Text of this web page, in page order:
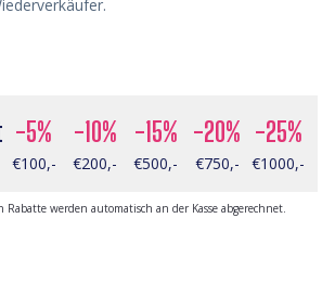
-5% -10% -15% -20% -25%
€100,- €200,- €500,- €750,- €1000,-
werden automatisch an der Kasse abgerechnet.